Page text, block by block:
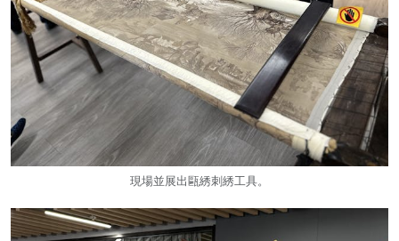
現場並展出甌綉刺綉工具。